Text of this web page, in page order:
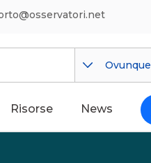
Ovunque
Risorse News